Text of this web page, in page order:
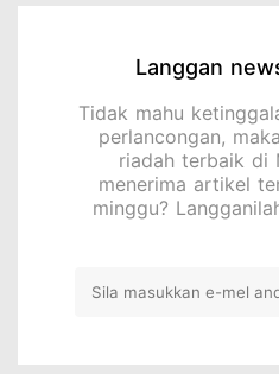
Langgan
Tidak mahu
perlancongan,
riadah terbaik di
menerima artikel
minggu?